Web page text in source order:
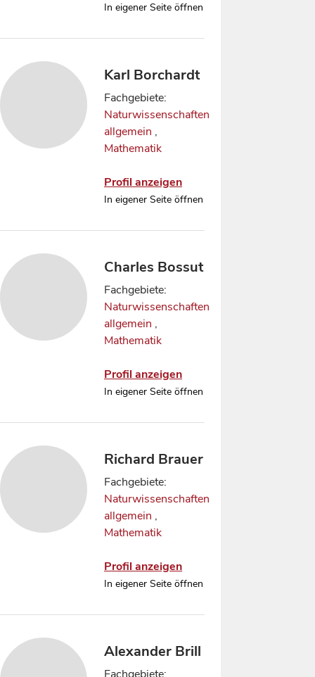
In eigener Seite öffnen
Karl Borchardt
Fachgebiete:
Naturwissenschaften
allgemein ,
Mathematik
Profil anzeigen
In eigener Seite öffnen
Charles Bossut
Fachgebiete:
Naturwissenschaften
allgemein ,
Mathematik
Profil anzeigen
In eigener Seite öffnen
Richard Brauer
Fachgebiete:
Naturwissenschaften
allgemein ,
Mathematik
Profil anzeigen
In eigener Seite öffnen
Alexander Brill